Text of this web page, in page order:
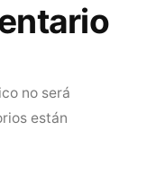
no será
están